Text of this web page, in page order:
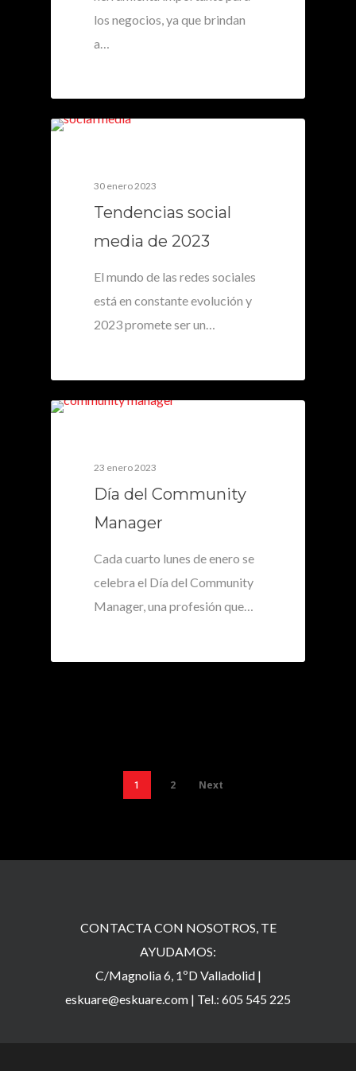
los negocios, ya que brindan
a…
30 enero 2023
Tendencias social
media de 2023
El mundo de las redes sociales
está en constante evolución y
2023 promete ser un…
23 enero 2023
Día del Community
Manager
Cada cuarto lunes de enero se
celebra el Día del Community
Manager, una profesión que…
1 2 Next
CONTACTA CON NOSOTROS, TE
AYUDAMOS:
C/Magnolia 6, 1ºD Valladolid |
eskuare@eskuare.com | Tel.: 605 545 225